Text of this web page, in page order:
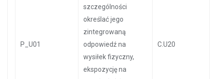
P_U01
szczególności
określać jego
zintegrowaną
odpowiedź na
wysiłek fizyczny,
ekspozycję na
C.U20